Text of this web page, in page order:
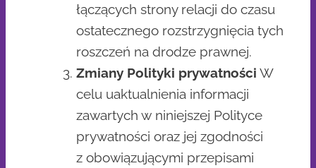
łączących strony relacji do czasu
ostatecznego rozstrzygnięcia tych
roszczeń na drodze prawnej.
Zmiany Polityki prywatności W
celu uaktualnienia informacji
zawartych w niniejszej Polityce
prywatności oraz jej zgodności
z obowiązującymi przepisami